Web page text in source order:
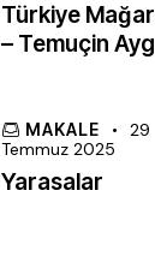
Türkiye
– Temuçin
MAKALE
29
Temmuz 2025
Yarasalar